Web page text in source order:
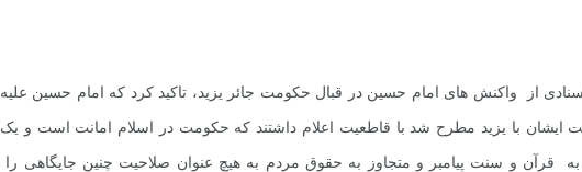
از واکنش های امام حسین در قبال حکومت جائر یزید، تاکید کرد که امام حسین علیه
ایشان با یزید مطرح شد با قاطعیت اعلام داشتند که حکومت در اسلام امانت است و یک
قرآن و سنت پیامبر و متجاوز به حقوق مردم به هیچ عنوان صلاحیت چنین جایگاهی را